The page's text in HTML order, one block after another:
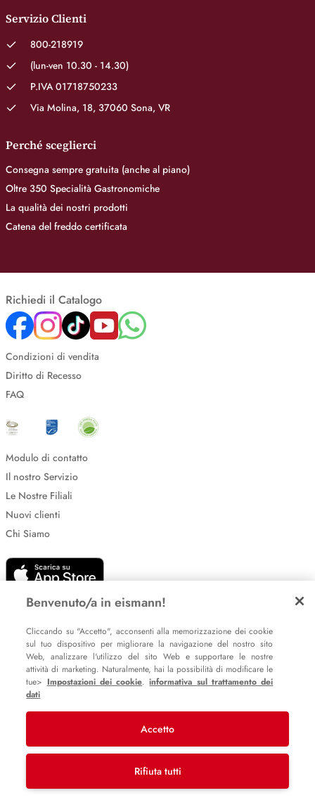
Servizio Clienti
800-218919
(lun-ven 10.30 - 14.30)
P.IVA 01718750233
Via Molina, 18, 37060 Sona, VR
Perché sceglierci
Consegna sempre gratuita (anche al piano)
Oltre 350 Specialità Gastronomiche
La qualità dei nostri prodotti
Catena del freddo certificata
Richiedi il Catalogo
Condizioni di vendita
Diritto di Recesso
FAQ
Modulo di contatto
Il nostro Servizio
Le Nostre Filiali
Nuovi clienti
Chi Siamo
Impostazione dei cookie
Informative sulla privacy
Policy Whistleblowing
© 2007 – 2026 eismann s.r.l.
Benvenuto/a in eismann!
Cliccando su "Accetto", acconsenti alla memorizzazione dei cookie
sul tuo dispositivo per migliorare la navigazione del nostro sito
Web, analizzare l'utilizzo del sito Web e supportare le nostre
attività di marketing. Naturalmente, hai la possibilità di modificare le
tue> Impostazioni dei cookie.informativa sul trattamento dei
dati
Accetto
Rifiuta tutti